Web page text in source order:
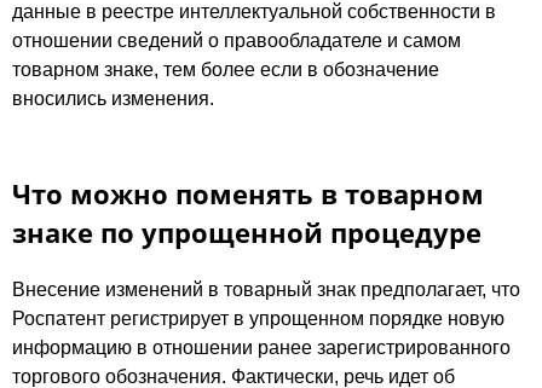
данные в реестре интеллектуальной собственности в
отношении сведений о правообладателе и самом
товарном знаке, тем более если в обозначение
вносились изменения.
Что можно поменять в товарном
знаке по упрощенной процедуре
Внесение изменений в товарный знак предполагает, что
Роспатент регистрирует в упрощенном порядке новую
информацию в отношении ранее зарегистрированного
торгового обозначения. Фактически, речь идет об